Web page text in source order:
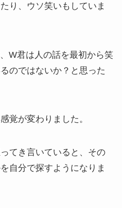
り、ウソ笑いもしていま
W君は人の話を最初から笑
のではないか？と思った
覚が変わりました。
てき言いていると、その
自分で探すようになりま